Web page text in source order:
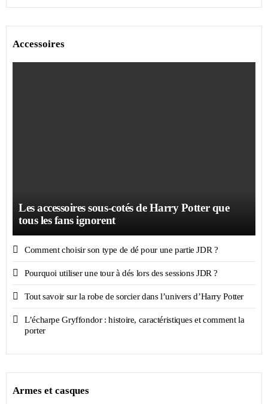
Accessoires
Les accessoires sous-cotés de Harry Potter que
tous les fans ignorent
Comment choisir son type de dé pour une partie JDR ?
Pourquoi utiliser une tour à dés lors des sessions JDR ?
Tout savoir sur la robe de sorcier dans l’univers d’Harry Potter
L’écharpe Gryffondor : histoire, caractéristiques et comment la
porter
Armes et casques